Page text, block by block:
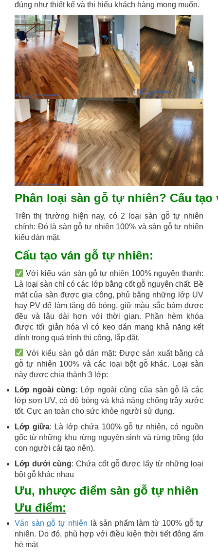
đúng như thiết kế và thị hiếu khách hàng mong muốn.
Phân loại sàn gỗ tự nhiên? Cấu
Trên thị trường hiện nay, có 2 loại sàn gỗ tự nhiên
chính: Đó là sàn gỗ tự nhiên 100% và sàn gỗ tự nhiên
kiểu dán mặt.
Cấu tạo ván gỗ tự nhiên:
Với kiểu ván sàn gỗ tự nhiên 100% nguyên thanh:
Là loại sàn chỉ có các lớp bằng cốt gỗ nguyên chất. Bề
mặt của sàn được gia công, phủ bằng những lớp UV
hay PV để làm tăng độ bóng, giữ màu sắc bám được
đều và lâu dài hơn với thời gian. Phần hèm khóa
được tối giản hóa vì có keo dán mang khả năng kết
dính trong quá trình thi công, lắp đặt.
Với kiểu sàn gỗ dán mặt: Được sản xuất bằng cả
gỗ tự nhiên 100% và các loại bột gỗ khác. Loại sàn
này được chia thành 3 lớp:
Lớp ngoài cùng: Lớp ngoài cùng của sàn gỗ là các
lớp sơn UV, có độ bóng và khả năng chống trầy xước
tốt. Cực an toàn cho sức khỏe người sử dụng.
Lớp giữa: Là lớp chứa 100% gỗ tự nhiên, có nguồn
gốc từ những khu rừng nguyên sinh và rừng trồng (do
con người cải tạo nên).
Lớp dưới cùng: Chứa cốt gỗ được lấy từ những loại
bột gỗ khác nhau
Ưu, nhược điểm sàn gỗ tự nhiên
Ưu điểm:
Ván sàn gỗ tự nhiên là sản phẩm làm từ 100% gỗ tự
nhiên. Do đó, phù hợp với điều kiện thời tiết đông ấm
hè mát